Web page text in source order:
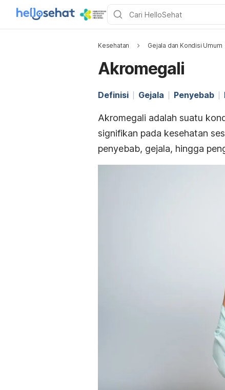
Kesehatan Gejala dan Kondisi Umum
Akromegali
Definisi Gejala Penyebab
Akromegali adalah suatu
signifikan pada kesehatan
penyebab, gejala, hingga